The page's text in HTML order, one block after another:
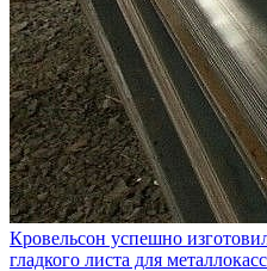
Кровельсон успешно
гладкого листа для